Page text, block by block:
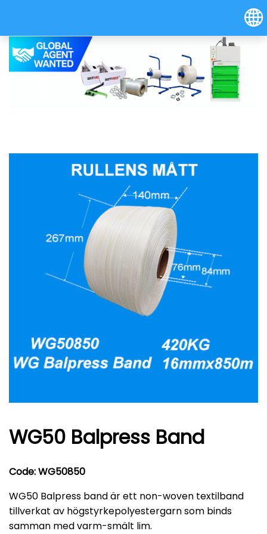
Österreich (Deutsch)
WG50 Balpress Band
Code: WG50850
WG50 Balpress band är ett non-woven textilband
tillverkat av högstyrkepolyestergarn som binds
samman med varm-smält lim.